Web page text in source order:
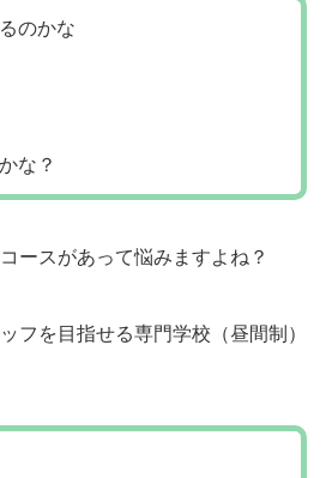
のかな
な？
ースがあって悩みますよね？
フを目指せる専門学校（昼間制）